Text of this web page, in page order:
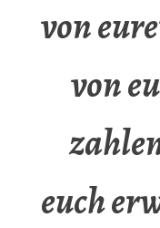
von
von
euch